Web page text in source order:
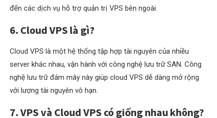
đến các dịch vụ hỗ trợ quản trị VPS bên ngoài.
6. Cloud VPS là gì?
Cloud VPS là một hệ thống tập hợp tài nguyên của nhiều
server khác nhau, vận hành với công nghệ lưu trữ SAN. Công
nghệ lưu trữ đám mây này giúp cloud VPS dễ dàng mở rộng
với lượng tài nguyên vô hạn.
7. VPS và Cloud VPS có giống nhau không?